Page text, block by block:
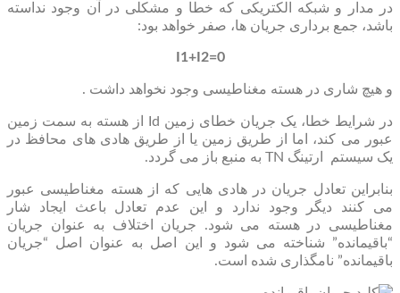
در مدار و شبکه الکتریکی که خطا و مشکلی در آن وجود نداسته
باشد، جمع برداری جریان ها، صفر خواهد بود:
I1+I2=0
و هیچ شاری در هسته مغناطیسی وجود نخواهد داشت .
در شرایط خطا، یک جریان خطای زمین Id از هسته به سمت زمین
عبور می کند، اما از طریق زمین یا از طریق هادی های محافظ در
یک سیستم ارتینگ TN به منبع باز می گردد.
بنابراین تعادل جریان در هادی هایی که از هسته مغناطیسی عبور
می کنند دیگر وجود ندارد و این عدم تعادل باعث ایجاد شار
مغناطیسی در هسته می شود. جریان اختلاف به عنوان جریان
“باقیمانده” شناخته می شود و این اصل به عنوان اصل “جریان
باقیمانده” نامگذاری شده است.